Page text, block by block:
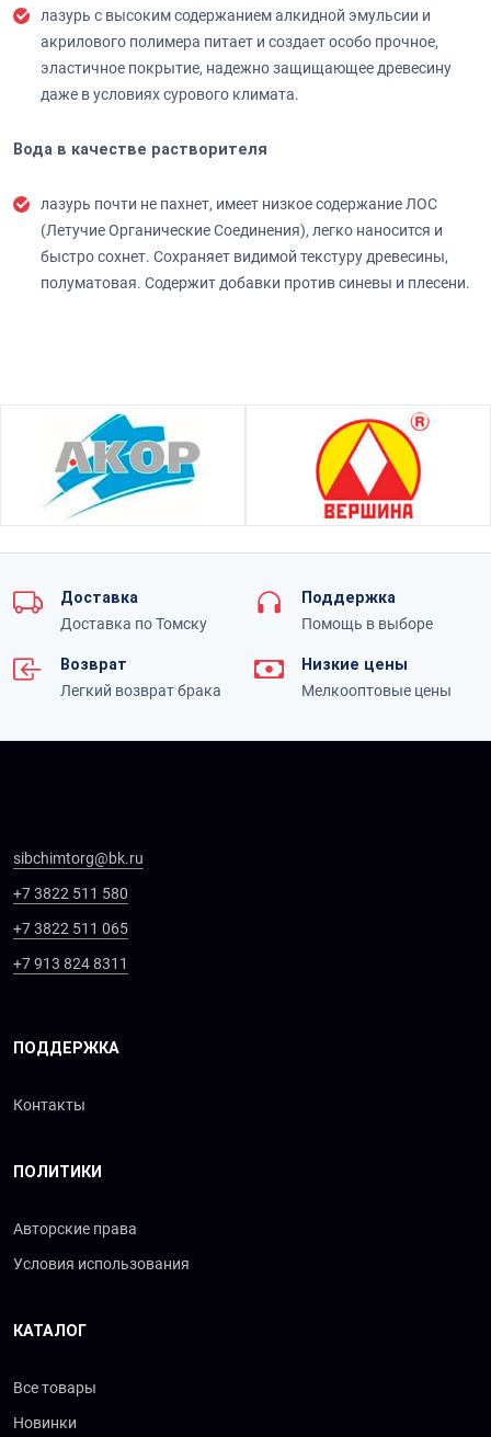
лазурь с высоким содержанием алкидной эмульсии и
акрилового полимера питает и создает особо прочное,
эластичное покрытие, надежно защищающее древесину
даже в условиях сурового климата.
Вода в качестве растворителя
лазурь почти не пахнет, имеет низкое содержание ЛОС
(Летучие Органические Соединения), легко наносится и
быстро сохнет. Сохраняет видимой текстуру древесины,
полуматовая. Содержит добавки против синевы и плесени.
Доставка
Доставка по Томску
Поддержка
Помощь в выборе
Возврат
Легкий возврат брака
Низкие цены
Мелкооптовые цены
sibchimtorg@bk.ru
+7 3822 511 580
+7 3822 511 065
+7 913 824 8311
ПОДДЕРЖКА
Контакты
ПОЛИТИКИ
Авторские права
Условия использования
КАТАЛОГ
Все товары
Новинки